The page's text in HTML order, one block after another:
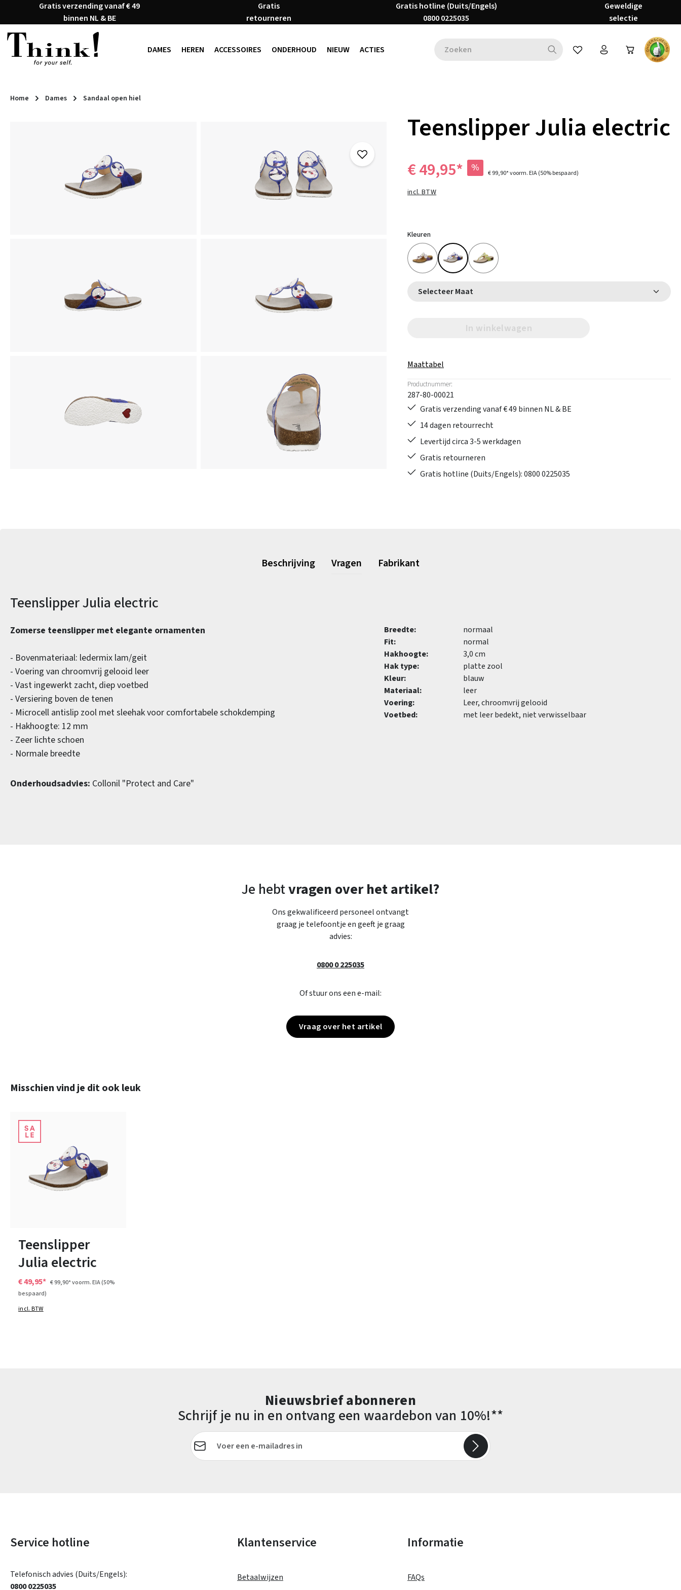
de hoofdinhoud
Ga naar de zoekopdracht
Ga naar de hoofdnavigatie
Gratis verzending vanaf € 49
binnen NL & BE
Gratis
retourneren
Gratis hotline (Duits/Engels)
0800 0225035
Geweldige
selectie
DAMES HEREN ACCESSOIRES ONDERHOUD NIEUW ACTIES Je hebt 0 items op je
Home Dames Sandaal open hiel
Teenslipper Julia electric
€ 49,95* % € 99,90*voorm. EIA(50% bespaard)
incl. BTW
Kleuren
Selecteer Maat
In winkelwagen
Maattabel
Productnummer:
287-80-00021
Gratis verzending vanaf € 49 binnen NL & BE
14 dagen retourrecht
Levertijd circa 3-5 werkdagen
Gratis retourneren
Gratis hotline (Duits/Engels): 0800 0225035
Beschrijving Vragen Fabrikant
Productinformatie
Teenslipper Julia electric
Zomerse teenslipper met elegante ornamenten
- Bovenmateriaal: ledermix lam/geit
- Voering van chroomvrij gelooid leer
- Vast ingewerkt zacht, diep voetbed
- Versiering boven de tenen
- Microcell antislip zool met sleehak voor comfortabele schokdemping
- Hakhoogte: 12 mm
- Zeer lichte schoen
- Normale breedte
Onderhoudsadvies: Collonil "Protect and Care"
Breedte:
normaal
Fit:
normal
Hakhoogte:
3,0 cm
Hak type:
platte zool
Kleur:
blauw
Materiaal:
leer
Voering:
Leer, chroomvrij gelooid
Voetbed:
met leer bedekt, niet verwisselbaar
Je hebtvragen over het artikel?
Ons gekwalificeerd personeel ontvangt
graag je telefoontje en geeft je graag
advies:
0800 0 225035
Of stuur ons een e-mail:
Vraag over het artikel
Productgalerij overslaan
Misschien vind je dit ook leuk
Teenslipper
Julia electric
€ 49,95* € 99,90*voorm. EIA(50%
bespaard)
incl. BTW
Nieuwsbrief abonneren
Schrijf je nu in en ontvang een waardebon van 10%!**
E-mailadres*
Service hotline
Telefonisch advies (Duits/Engels):
0800 0225035
Klantenservice
Betaalwijzen
Informatie
FAQs